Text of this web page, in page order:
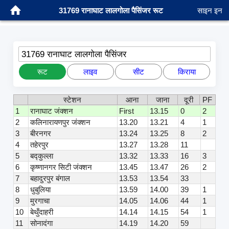
31769 रानाघाट लालगोला पैसिंजर रूट साइन इन
31769 रानाघाट लालगोला पैसिंजर
रूट लाइव सीट किराया
स्टेशन आना जाना दूरी
PF
1
रानाघाट जंक्शन First 13.15 0
2
2
कलिनारायणपुर जंक्शन 13.20 13.21 4
1
3
बीरनगर 13.24 13.25 8
2
4
तहेरपुर 13.27 13.28
11
5
बद्कुल्ला 13.32 13.33 16
3
6
कृष्णानगर सिटी जंक्शन 13.45 13.47 26
2
7
बहादुरपुर बंगाल 13.53 13.54
33
8
धुबुलिया 13.59 14.00 39
1
9
मुरगाचा 14.05 14.06 44
1
10
बेथुँदाहरी 14.14 14.15 54
1
11
सोनादंगा 14.19 14.20
59